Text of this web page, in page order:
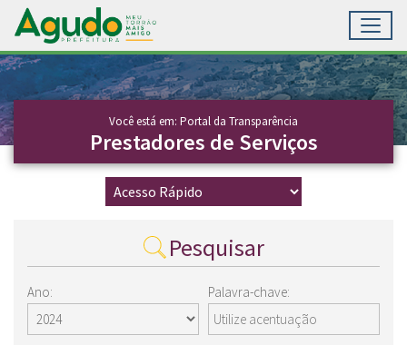
Ir para conteúdo principal
Conteúdo Principal
Você está em: Portal da Transparência
Prestadores de Serviços
Pesquisar
Ano: Palavra-chave: